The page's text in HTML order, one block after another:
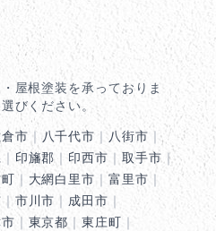
屋根塗装を承っておりま
びください。
市 ｜八千代市 ｜ 八街市 ｜
｜ 印旛郡 ｜ 印西市 ｜取手市 ｜
｜ 大網白里市 ｜富里市 ｜
｜ 市川市 ｜ 成田市 ｜
｜ 東京都 ｜東庄町 ｜